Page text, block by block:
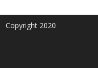
t
e
o
r
i
Copyright 2020